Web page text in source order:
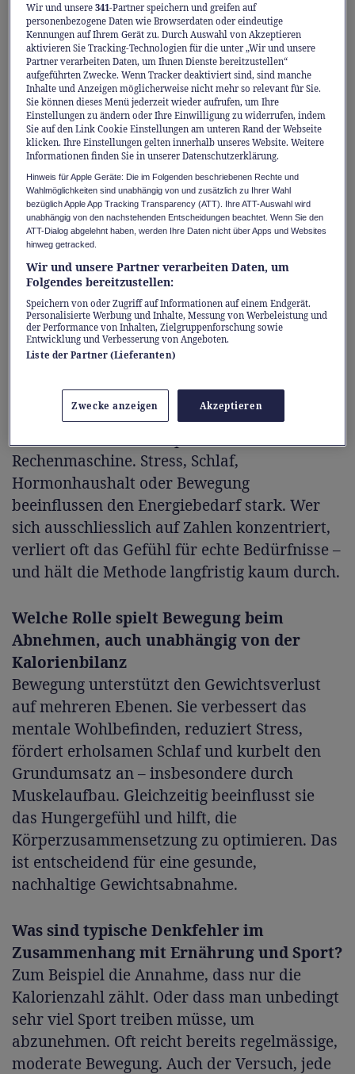
«Nicht alle Kalorien sind
gleich – Qualität geht vor
Quantität!»
Frau Corbaz, weshalb ist Kalorienzählen
keine Garantie für nachhaltigen
Gewichtsverlust?
Aurélia Corbaz: Weil Kalorien nicht gleich
Kalorien sind. Hochwertige Lebensmittel wie
gesunde Fette, Ballaststoffe oder Proteine
liefern nicht nur Energie, sondern auch
wertvolle Nährstoffe, fördern das
Sättigungsgefühl und unterstützen den
Stoffwechsel. Verarbeitete Produkte mit
geringem Nährwert hingegen sättigen oft
Mangelerscheinungen begünstigen – auch
wenn sie kalorienarm sind. Zudem
Rechenmaschine. Stress, Schlaf,
Hormonhaushalt oder Bewegung
beeinflussen den Energiebedarf stark. Wer
sich ausschliesslich auf Zahlen konzentriert,
verliert oft das Gefühl für echte Bedürfnisse –
und hält die Methode langfristig kaum durch.
Welche Rolle spielt Bewegung beim
Abnehmen, auch unabhängig von der
Kalorienbilanz
Bewegung unterstützt den Gewichtsverlust
auf mehreren Ebenen. Sie verbessert das
mentale Wohlbefinden, reduziert Stress,
fördert erholsamen Schlaf und kurbelt den
Grundumsatz an – insbesondere durch
Muskelaufbau. Gleichzeitig beeinflusst sie
das Hungergefühl und hilft, die
Körperzusammensetzung zu optimieren. Das
ist entscheidend für eine gesunde,
nachhaltige Gewichtsabnahme.
Was sind typische Denkfehler im
Zusammenhang mit Ernährung und Sport?
Zum Beispiel die Annahme, dass nur die
Kalorienzahl zählt. Oder dass man unbedingt
sehr viel Sport treiben müsse, um
abzunehmen. Oft reicht bereits regelmässige,
moderate Bewegung. Auch der Versuch, jede
Wir und unsere341-Partner speichern und greifen auf
personenbezogene Daten wie Browserdaten oder eindeutige
Kennungen auf Ihrem Gerät zu. Durch Auswahl von Akzeptieren
aktivieren Sie Tracking-Technologien für die unter „Wir und unsere
Partner verarbeiten Daten, um Ihnen Dienste bereitzustellen“
aufgeführten Zwecke. Wenn Tracker deaktiviert sind, sind manche
Inhalte und Anzeigen möglicherweise nicht mehr so relevant für Sie.
Sie können dieses Menü jederzeit wieder aufrufen, um Ihre
Einstellungen zu ändern oder Ihre Einwilligung zu widerrufen, indem
Sie auf den Link Cookie Einstellungen am unteren Rand der Webseite
klicken. Ihre Einstellungen gelten innerhalb unseres Website. Weitere
Informationen finden Sie in unserer Datenschutzerklärung.
Hinweis für Apple Geräte: Die im Folgenden beschriebenen Rechte und
Wahlmöglichkeiten sind unabhängig von und zusätzlich zu Ihrer Wahl
bezüglich Apple App Tracking Transparency (ATT). Ihre ATT-Auswahl wird
unabhängig von den nachstehenden Entscheidungen beachtet. Wenn Sie den
ATT-Dialog abgelehnt haben, werden Ihre Daten nicht über Apps und Websites
hinweg getracked.
Wir und unsere Partner verarbeiten Daten, um
Folgendes bereitzustellen:
Speichern von oder Zugriff auf Informationen auf einem Endgerät.
Personalisierte Werbung und Inhalte, Messung von Werbeleistung und
der Performance von Inhalten, Zielgruppenforschung sowie
Entwicklung und Verbesserung von Angeboten.
Liste der Partner (Lieferanten)
Zwecke anzeigen Akzeptieren